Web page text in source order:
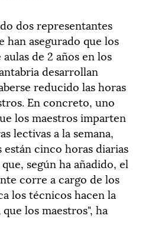
dos representantes
han asegurado que los
de 2 años en los
desarrollan
reducido las horas
En concreto, uno
los maestros imparten
lectivas a la semana,
cinco horas diarias
según ha añadido, el
corre a cargo de los
los técnicos hacen la
los maestros", ha